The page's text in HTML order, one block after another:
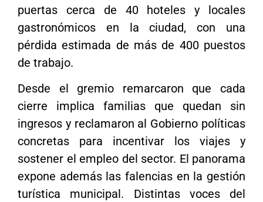
puertas cerca de 40 hoteles y locales
gastronómicos en la ciudad, con una
pérdida estimada de más de 400 puestos
de trabajo.
Desde el gremio remarcaron que cada
cierre implica familias que quedan sin
ingresos y reclamaron al Gobierno políticas
concretas para incentivar los viajes y
sostener el empleo del sector. El panorama
expone además las falencias en la gestión
turística municipal. Distintas voces del